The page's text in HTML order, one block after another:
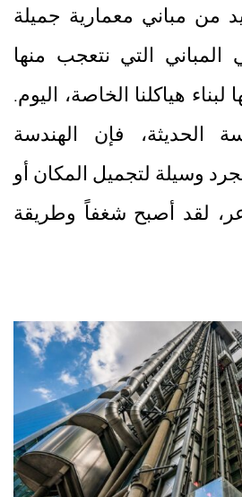
من مباني معمارية جميلة
المباني التي نتعجب منها
لبناء هياكلنا الخاصة، اليوم.
الحديثة، فإن الهندسة
وسيلة لتجميل المكان أو
لقد أصبح شغفاً وطريقة